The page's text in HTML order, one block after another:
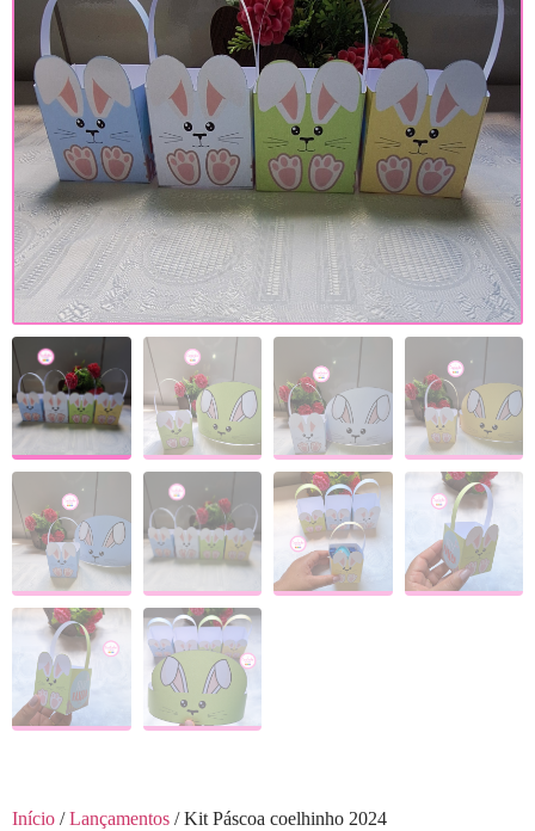
Início /Lançamentos / Kit Páscoa coelhinho 2024